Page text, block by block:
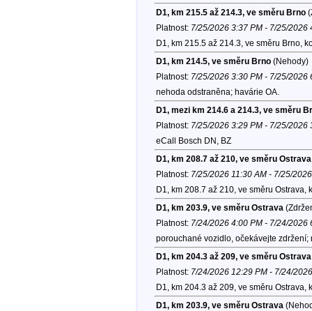
D1, km 215.5 až 214.3, ve směru Brno
Platnost: 7/25/2026 3:37 PM - 7/25/2026
D1, km 215.5 až 214.3, ve směru Brno,
D1, km 214.5, ve směru Brno(Nehody)
Platnost: 7/25/2026 3:30 PM - 7/25/2026
nehoda odstraněna; havárie OA.
D1, mezi km 214.6 a 214.3, ve směru
Platnost: 7/25/2026 3:29 PM - 7/25/2026
eCall Bosch DN, BZ
D1, km 208.7 až 210, ve směru Ostrava
Platnost: 7/25/2026 11:30 AM - 7/25/
D1, km 208.7 až 210, ve směru Ostrava,
D1, km 203.9, ve směru Ostrava
Platnost: 7/24/2026 4:00 PM - 7/24/2026
porouchané vozidlo, očekávejte
D1, km 204.3 až 209, ve směru Ostrava
Platnost: 7/24/2026 12:29 PM - 7/24/
D1, km 204.3 až 209, ve směru Ostrava,
D1, km 203.9, ve směru Ostrava